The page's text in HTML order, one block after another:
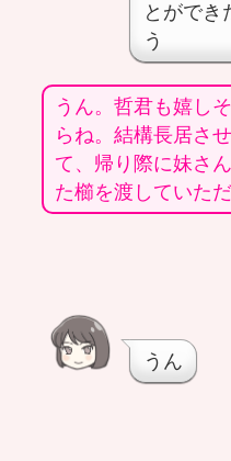
とができ
う
うん。哲君も嬉し
らね。結構長居さ
て、帰り際に妹さ
た櫛を渡していた
うん